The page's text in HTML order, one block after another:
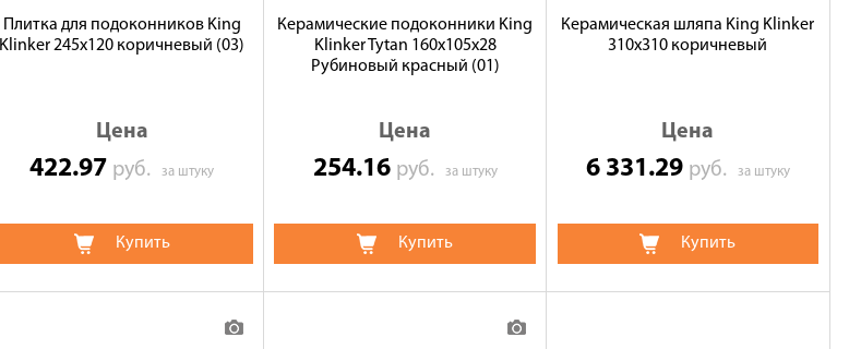
Плитка для подоконников King
Klinker 245х120 коричневый (03)
Цена
422.97 руб.за штуку
Купить
Керамические подоконники King
Klinker Tytan 160x105x28
Рубиновый красный (01)
Цена
254.16 руб. за штуку
Купить
Керамическая шляпа King Klinker
310х310 коричневый
Цена
6 331.29 руб. за штуку
Купить